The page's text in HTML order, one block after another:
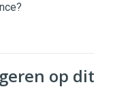
op dit